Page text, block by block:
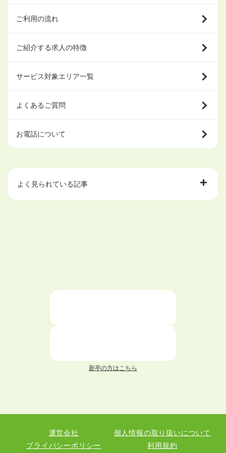
ご利用の流れ
ご紹介する求人の特徴
サービス対象エリア一覧
よくあるご質問
お電話について
よく見られている記事
仕事が続かない人の特徴と対処法を解説！
面接 記事一覧
職務経歴書 記事一覧
退職 記事一覧
新卒の方はこちら
運営会社
個人情報の取り扱いについて
プライバシーポリシー
利用規約